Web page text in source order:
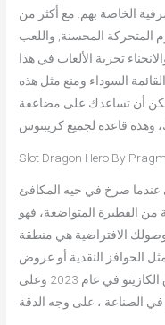
الخاصة بهم. مع أكثر من
المتحركة المحسنة, واللعب
تجربة الألعاب في هذا
السوداء ومنع مثل هذه
يمكن أن تساعدك على مضاعفة
Slot Dragon Hero By
صرخ في حيه المكافئ
الفطيرة المتواضعة، فهو
الافتراضية هي منطقة
مثل الحوافز النقدية أو عروض
استرداد النقود. تعليم لعبة بناكل تم إطلاق الكازينو في عام 2023 وعلى